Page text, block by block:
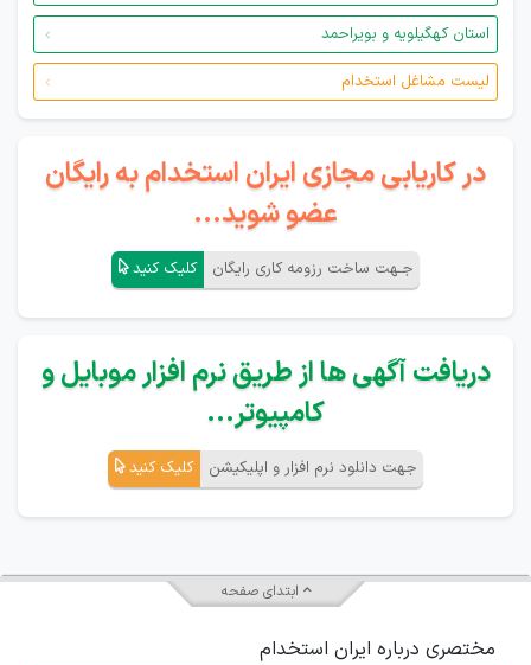
استان کهگیلویه و بویراحمد
لیست مشاغل استخدام
در کاریابی مجازی ایران استخدام به رایگان
عضو شوید...
جـهت ساخت رزومه کاری رایگان کلیک کنید
دریافت آگهی ها از طریق نرم افزار موبایل و
کامپیوتر...
جهت دانلود نرم افزار و اپلیکیشن کلیک کنید
ابتدای صفحه
مختصری درباره ایران استخدام